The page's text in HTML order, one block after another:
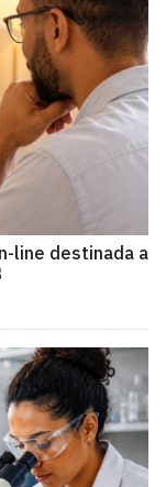
line destinada a